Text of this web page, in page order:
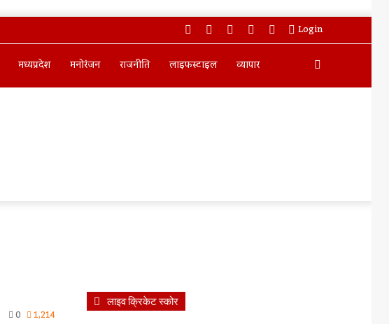
Login
WhatsApp
Instagram
YouTube
Twitter
Facebook
मध्यप्रदेश मनोरंजन राजनीति लाइफस्टाइल व्यापार
0 1,214
लाइव क्रिकेट स्कोर